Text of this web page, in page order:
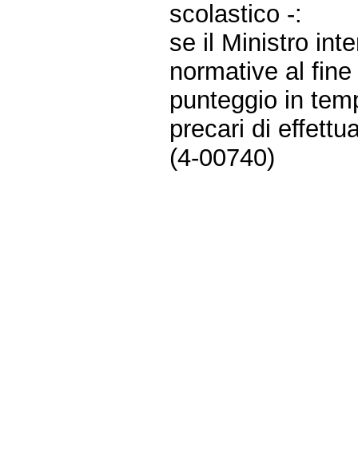
scolastico -:
se il Ministro
normative al
punteggio in
precari di
(4-00740)